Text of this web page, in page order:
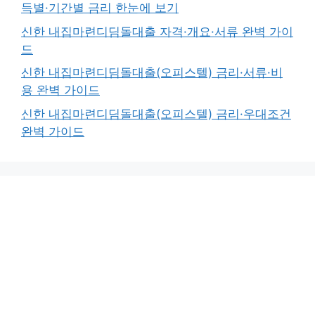
득별·기간별 금리 한눈에 보기
신한 내집마련디딤돌대출 자격·개요·서류 완벽 가이
드
신한 내집마련디딤돌대출(오피스텔) 금리·서류·비
용 완벽 가이드
신한 내집마련디딤돌대출(오피스텔) 금리·우대조건
완벽 가이드